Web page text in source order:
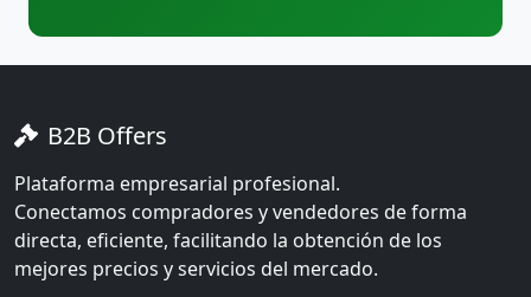
B2B Offers
Plataforma empresarial profesional.
Conectamos compradores y vendedores de forma
directa, eficiente, facilitando la obtención de los
mejores precios y servicios del mercado.